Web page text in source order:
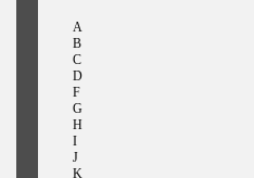
A
B
C
D
F
G
H
I
J
K